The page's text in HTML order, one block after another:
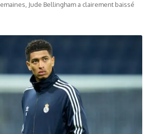
Jude Bellingham a clairement baissé